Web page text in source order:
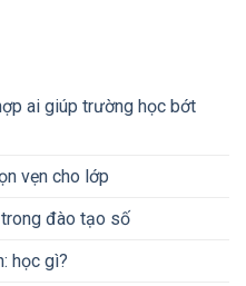
ai giúp trường học bớt
vẹn cho lớp
đào tạo số
học gì?